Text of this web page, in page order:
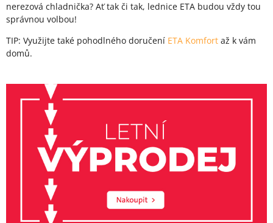
nerezová chladnička? Ať tak či tak, lednice ETA budou vždy tou
správnou volbou!
TIP: Využijte také pohodlného doručení ETA Komfort až k vám
domů.